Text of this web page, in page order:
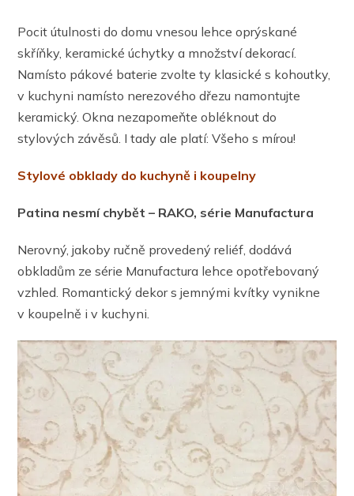
Pocit útulnosti do domu vnesou lehce oprýskané
skříňky, keramické úchytky a množství dekorací.
Namísto pákové baterie zvolte ty klasické s kohoutky,
v kuchyni namísto nerezového dřezu namontujte
keramický. Okna nezapomeňte obléknout do
stylových závěsů. I tady ale platí: Všeho s mírou!
Stylové obklady do kuchyně i koupelny
Patina nesmí chybět – RAKO, série Manufactura
Nerovný, jakoby ručně provedený reliéf, dodává
obkladům ze série Manufactura lehce opotřebovaný
vzhled. Romantický dekor s jemnými kvítky vynikne
v koupelně i v kuchyni.